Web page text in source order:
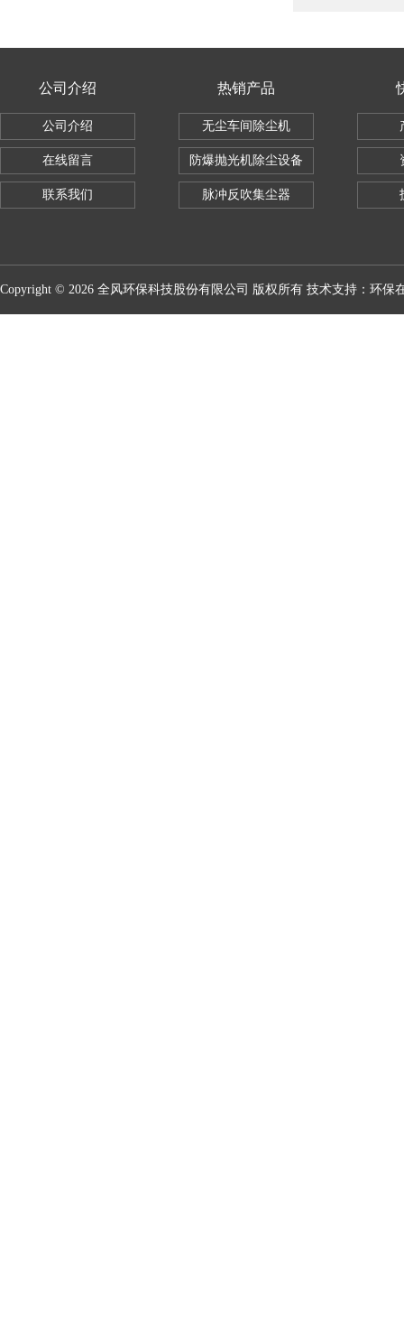
公司介绍
公司介绍
在线留言
联系我们
热销产品
无尘车间除尘机
防爆抛光机除尘设备
脉冲反吹集尘器
Copyright © 2026 全风环保科技股份有限公司 版权所有 技术支持： 环保